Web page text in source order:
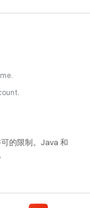
的限制。Java 和